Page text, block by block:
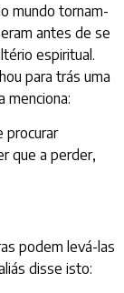
mundo tornam-
antes de se
espiritual.
para trás uma
menciona:
procurar
que a perder,
podem levá-las
disse isto: